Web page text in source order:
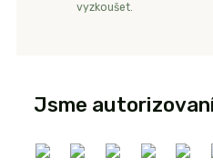
vyzkoušet.
Jsme